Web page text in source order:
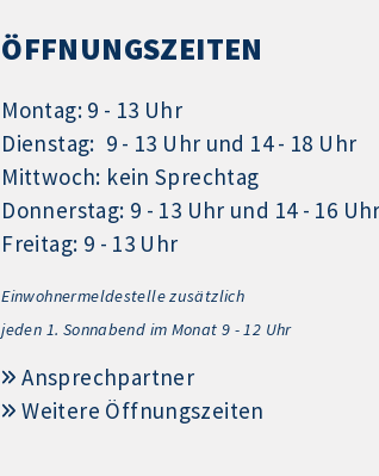
ÖFFNUNGSZEITEN
Montag: 9 - 13 Uhr
Dienstag: 9 - 13 Uhr und 14 - 18 Uhr
Mittwoch: kein Sprechtag
Donnerstag: 9 - 13 Uhr und 14 - 16 Uhr
Freitag: 9 - 13 Uhr
Einwohnermeldestelle zusätzlich
jeden 1. Sonnabend im Monat 9 - 12 Uhr
Ansprechpartner
Weitere Öffnungszeiten